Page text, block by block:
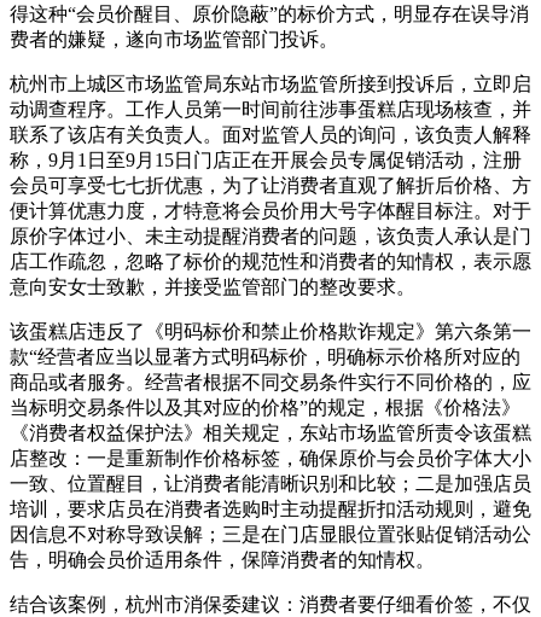
得这种“会员价醒目、原价隐蔽”的标价方式，明显存在误导消
费者的嫌疑，遂向市场监管部门投诉。
杭州市上城区市场监管局东站市场监管所接到投诉后，立即启
动调查程序。工作人员第一时间前往涉事蛋糕店现场核查，并
联系了该店有关负责人。面对监管人员的询问，该负责人解释
称，9月1日至9月15日门店正在开展会员专属促销活动，注册
会员可享受七七折优惠，为了让消费者直观了解折后价格、方
便计算优惠力度，才特意将会员价用大号字体醒目标注。对于
原价字体过小、未主动提醒消费者的问题，该负责人承认是门
店工作疏忽，忽略了标价的规范性和消费者的知情权，表示愿
意向安女士致歉，并接受监管部门的整改要求。
该蛋糕店违反了《明码标价和禁止价格欺诈规定》第六条第一
款“经营者应当以显著方式明码标价，明确标示价格所对应的
商品或者服务。经营者根据不同交易条件实行不同价格的，应
当标明交易条件以及其对应的价格”的规定，根据《价格法》
《消费者权益保护法》相关规定，东站市场监管所责令该蛋糕
店整改：一是重新制作价格标签，确保原价与会员价字体大小
一致、位置醒目，让消费者能清晰识别和比较；二是加强店员
培训，要求店员在消费者选购时主动提醒折扣活动规则，避免
因信息不对称导致误解；三是在门店显眼位置张贴促销活动公
告，明确会员价适用条件，保障消费者的知情权。
结合该案例，杭州市消保委建议：消费者要仔细看价签，不仅